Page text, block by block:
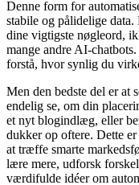
Denne form for
stabile og pålidelige
dine vigtigste nøgleord,
mange andre AI-
forstå, hvor synlig du
Men den bedste del er at
endelig se, om din
et nyt blogindlæg, eller
dukker op oftere. Dette
at træffe smarte
lære mere, udforsk
værdifulde idéer om